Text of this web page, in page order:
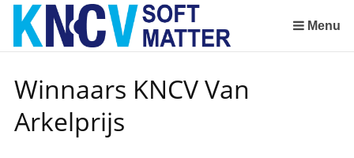
Sla
links
over
naar
de
inhoud
Menu
Winnaars KNCV Van
Arkelprijs